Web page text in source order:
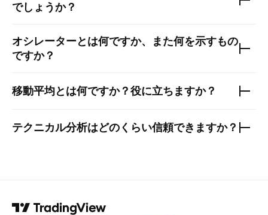
でしょうか？
オシレーターとは何ですか、また何を示すもの
ですか？
移動平均とは何ですか？役に立ちますか？
テクニカル分析はどのくらい信頼できますか？